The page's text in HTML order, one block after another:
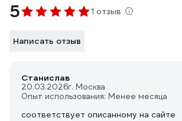
5 1 отзыв
Написать отзыв
Станислав
20.03.2026г. Москва
Опыт использования: Менее месяца
соответствует описанному на сайте